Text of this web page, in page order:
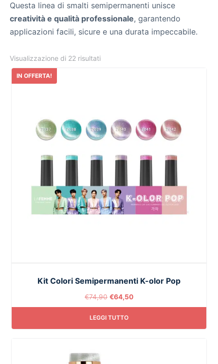
Questa linea di smalti semipermanenti unisce
creatività e qualità professionale, garantendo
applicazioni facili, sicure e una durata impeccabile.
Visualizzazione di 22 risultati
IN OFFERTA!
Kit Colori Semipermanenti K-olor Pop
€74,90 €64,50
LEGGI TUTTO